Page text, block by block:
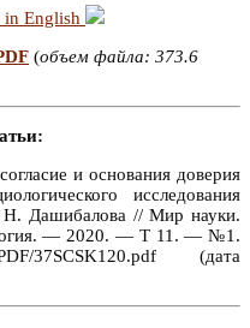
in English
(объем файла: 373.6
и основания доверия
исследования
Дашибалова // Мир науки.
— 2020. — Т 11. — №1.
37SCSK120.pdf (дата